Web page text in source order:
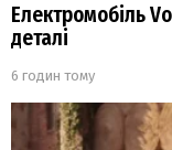
Електромобіль
деталі
6 годин тому